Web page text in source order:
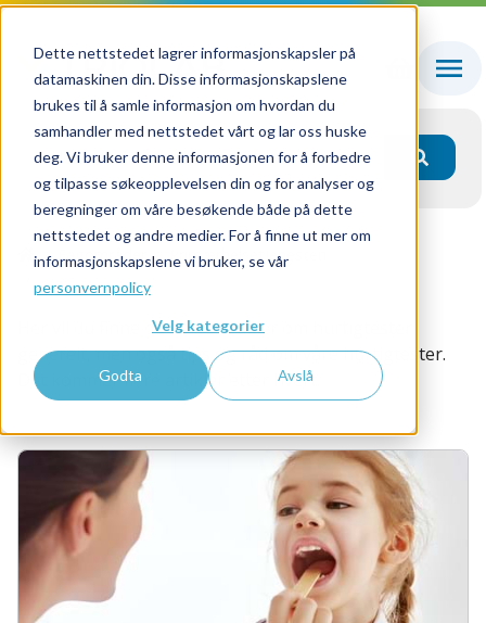
Dette nettstedet lagrer informasjonskapsler på
datamaskinen din. Disse informasjonskapslene
brukes til å samle informasjon om hvordan du
samhandler med nettstedet vårt og lar oss huske
deg. Vi bruker denne informasjonen for å forbedre
og tilpasse søkeopplevelsen din og for analyser og
beregninger om våre besøkende både på dette
nettstedet og andre medier. For å finne ut mer om
informasjonskapslene vi bruker, se vår
personvernpolicy
Velg kategorier
Godta Avslå
Fagområder
Primærhelsetjenesten
Hurtigdiagnostikk
Her vil du finne du korte artikler om hurtigtester
generelt, men også tips og råd om våre hurtigtester.
Det kommer flere artikler etter hvert.